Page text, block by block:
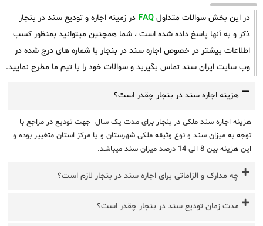
در این بخش سوالات متداول FAQ در زمینه اجاره و تودیع سند در بنجار
ذکر و به آنها پاسخ داده شده است ، شما همچنین میتوانید بمنظور کسب
اطلاعات بیشتر در خصوص اجاره سند در بنجار با شماره های درج شده در
وب سایت ایران سند تماس بگیرید و سوالات خود را با تیم ما مطرح نمایید.
هزینه اجاره سند در بنجار چقدر است؟
هزینه اجاره سند ملکی در بنجار برای مدت یک سال جهت تودیع در مراجع با
توجه به میزان سند و نوع وثیقه ملکی شهرستان و یا مرکز استان متغییر بوده و
این هزینه بین 8 الی 14 درصد میزان سند میباشد.
چه مدارک و الزاماتی برای اجاره سند در بنجار لازم است؟
مدت زمان تودیع سند در بنجار چقدر است؟